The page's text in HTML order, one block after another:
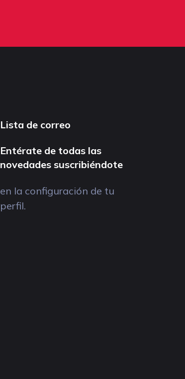
Lista de correo
Entérate de todas las
novedades suscribiéndote
en la configuración de tu
perfil.